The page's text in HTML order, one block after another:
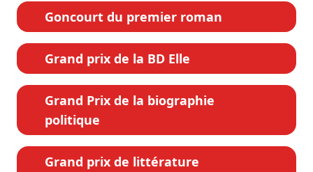
Goncourt du premier roman
Grand prix de la BD Elle
Grand Prix de la biographie
politique
Grand prix de littérature